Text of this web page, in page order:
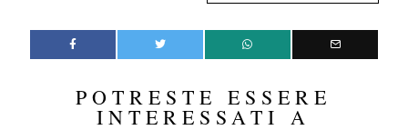
POTRESTE ESSERE
INTERESSATI A